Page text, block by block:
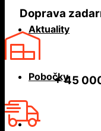
Aktuality
Pobočky
Doprava
+ 45